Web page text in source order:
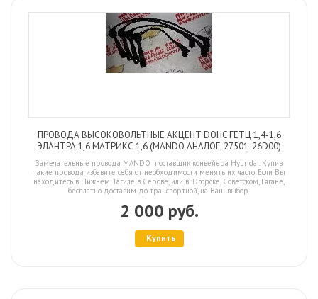
ПРОВОДА ВЫСОКОВОЛЬТНЫЕ АКЦЕНТ DOHC ГЕТЦ 1,4-1,6
ЭЛАНТРА 1,6 МАТРИКС 1,6 (MANDO АНАЛОГ: 27501-26D00)
Замечательные провода MANDO поставщик конвейера Hyundai. Купив
такие провода избавите себя от необходимости менять их часто. Если Вы
находитесь в Нижнем Тагиле в Серове, или в Югорске, Советском, Гягане,
бесплатно доставим до транспортной, на Ваш выбор.
2 000 руб.
Купить